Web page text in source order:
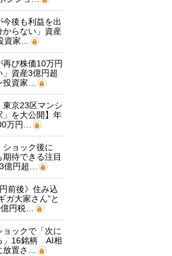
今後も利益を出
からない」資産
資家…
再び株価10万円
」資産3億円超
投資家…
東京23区マンシ
」を大公開】年
万円…
ショック後に
期待できる注目
億円超…
前後》住み込
ガ大家さん”と
円税…
ックで「次に
」16銘柄 AI相
放置さ…